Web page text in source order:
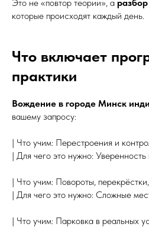
Это не «повтор теории», а
которые происходят каждый день.
Что включает
практики
Вождение в городе Минск
вашему запросу:
| Что учим: Перестроения и
| Для чего это нужно: Уверенность
| Что учим: Повороты,
| Для чего это нужно: Сложные
| Что учим: Парковка в реальных